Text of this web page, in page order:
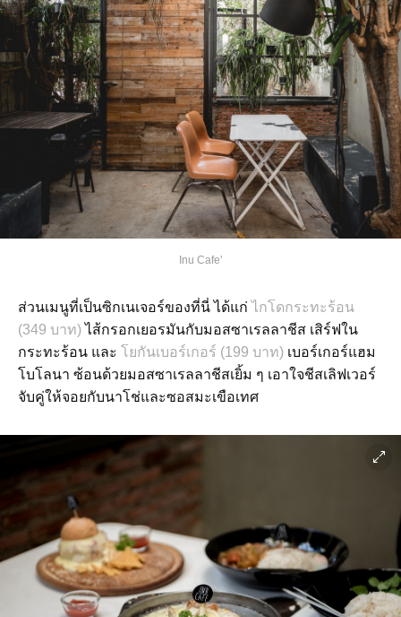
Inu Cafe'
ส่วนเมนูที่เป็นซิกเนเจอร์ของที่นี่ ได้แก่ไกโดกระทะร้อน
(349 บาท)ไส้กรอกเยอรมันกับมอสซาเรลลาชีส เสิร์ฟใน
กระทะร้อน และ โยกันเบอร์เกอร์ (199 บาท) เบอร์เกอร์แฮม
โบโลนา ซ้อนด้วยมอสซาเรลลาชีสเยิ้ม ๆ เอาใจชีสเลิฟเวอร์
จับคู่ให้จอยกับนาโช่และซอสมะเขือเทศ